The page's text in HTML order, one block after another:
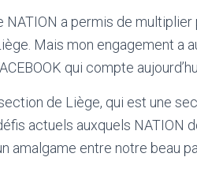
NATION a permis de multiplier
Mais mon engagement a
qui compte
de Liège, qui est une
actuels auxquels NATION
amalgame entre notre beau